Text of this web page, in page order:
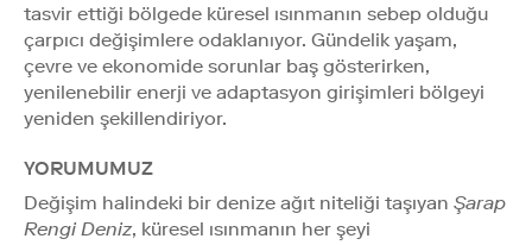
tasvir ettiği bölgede küresel ısınmanın sebep olduğu
çarpıcı değişimlere odaklanıyor. Gündelik yaşam,
çevre ve ekonomide sorunlar baş gösterirken,
yenilenebilir enerji ve adaptasyon girişimleri bölgeyi
yeniden şekillendiriyor.
YORUMUMUZ
Değişim halindeki bir denize ağıt niteliği taşıyan Şarap
Rengi Deniz, küresel ısınmanın her şeyi